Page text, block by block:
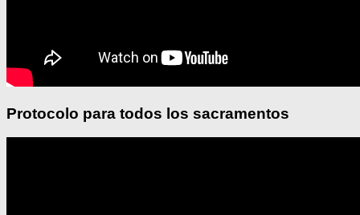
Protocolo para todos los sacramentos